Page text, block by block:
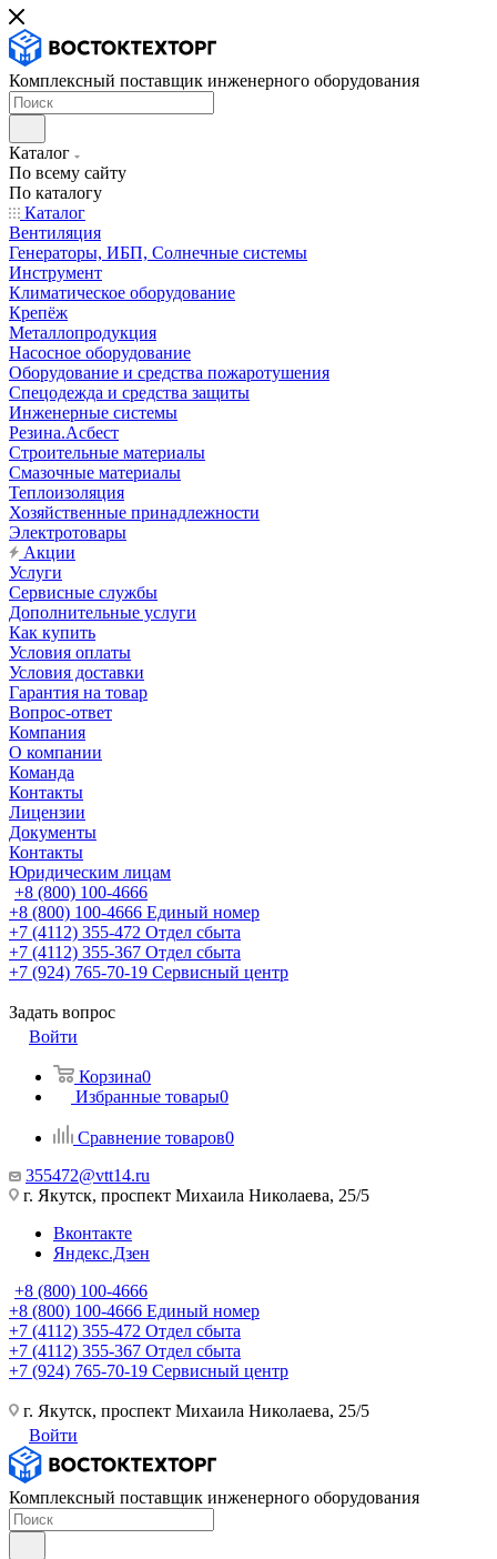
Комплексный поставщик инженерного оборудования
Каталог
По всему сайту
По каталогу
Каталог
Вентиляция
Генераторы, ИБП, Солнечные системы
Инструмент
Климатическое оборудование
Крепёж
Металлопродукция
Насосное оборудование
Оборудование и средства пожаротушения
Спецодежда и средства защиты
Инженерные системы
Резина.Асбест
Строительные материалы
Смазочные материалы
Теплоизоляция
Хозяйственные принадлежности
Электротовары
Акции
Услуги
Сервисные службы
Дополнительные услуги
Как купить
Условия оплаты
Условия доставки
Гарантия на товар
Вопрос-ответ
Компания
О компании
Команда
Контакты
Лицензии
Документы
Контакты
Юридическим лицам
+8 (800) 100-4666
+8 (800) 100-4666 Единый номер
+7 (4112) 355-472 Отдел сбыта
+7 (4112) 355-367 Отдел сбыта
+7 (924) 765-70-19 Сервисный центр
Задать вопрос
Войти
Корзина0
Избранные товары0
Сравнение товаров0
355472@vtt14.ru
г. Якутск, проспект Михаила Николаева, 25/5
Вконтакте
Яндекс.Дзен
+8 (800) 100-4666
+8 (800) 100-4666 Единый номер
+7 (4112) 355-472 Отдел сбыта
+7 (4112) 355-367 Отдел сбыта
+7 (924) 765-70-19 Сервисный центр
г. Якутск, проспект Михаила Николаева, 25/5
Войти
Комплексный поставщик инженерного оборудования